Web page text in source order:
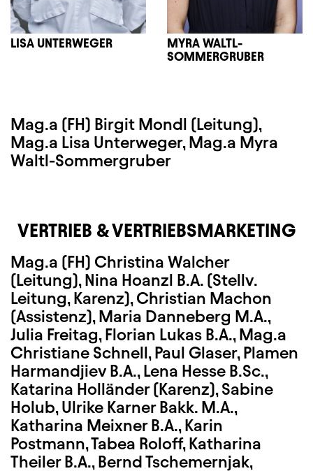
LISA UNTERWEGER
MYRA WALTL-
SOMMERGRUBER
Mag.a (FH) Birgit Mondl (Leitung),
Mag.a Lisa Unterweger, Mag.a Myra
Waltl-Sommergruber
VERTRIEB & VERTRIEBSMARKETING
Mag.a (FH) Christina Walcher
(Leitung), Nina Hoanzl B.A. (Stellv.
Leitung, Karenz), Christian Machon
(Assistenz), Maria Danneberg M.A.,
Julia Freitag, Florian Lukas B.A., Mag.a
Christiane Schnell, Paul Glaser, Plamen
Harmandjiev B.A., Lena Hesse B.Sc.,
Katarina Holländer (Karenz), Sabine
Holub, Ulrike Karner Bakk. M.A.,
Katharina Meixner B.A., Karin
Postmann, Tabea Roloff, Katharina
Theiler B.A., Bernd Tschemernjak,